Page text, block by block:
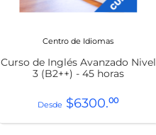
Centro de Idiomas
Curso de Inglés Avanzado Nivel
3 (B2++) - 45 horas
$6300.00